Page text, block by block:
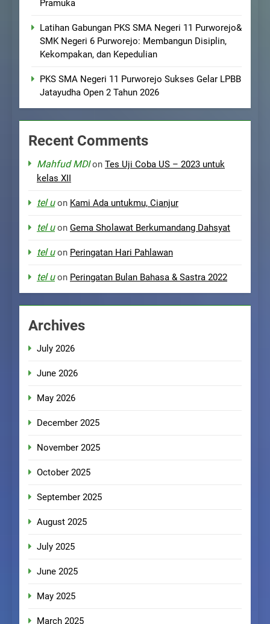
Pramuka
Latihan Gabungan PKS SMA Negeri 11 Purworejo&
SMK Negeri 6 Purworejo: Membangun Disiplin,
Kekompakan, dan Kepedulian
PKS SMA Negeri 11 Purworejo Sukses Gelar LPBB
Jatayudha Open 2 Tahun 2026
Recent Comments
Mahfud MDIon Tes Uji Coba US – 2023 untuk
kelas XII
tel uon Kami Ada untukmu, Cianjur
tel uon Gema Sholawat Berkumandang Dahsyat
tel uon Peringatan Hari Pahlawan
tel uon Peringatan Bulan Bahasa & Sastra 2022
Archives
July 2026
June 2026
May 2026
December 2025
November 2025
October 2025
September 2025
August 2025
July 2025
June 2025
May 2025
March 2025